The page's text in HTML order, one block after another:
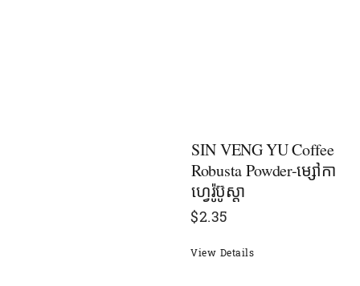
SIN VENG YU Coffee
Robusta Powder-ម្សៅកា
ហ្វេរ៉ូប៊ូស្តា
$2.35
View Details